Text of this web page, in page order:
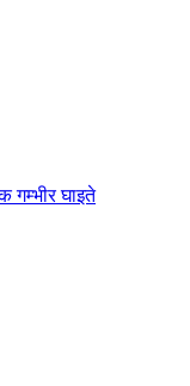
गम्भीर घाइते